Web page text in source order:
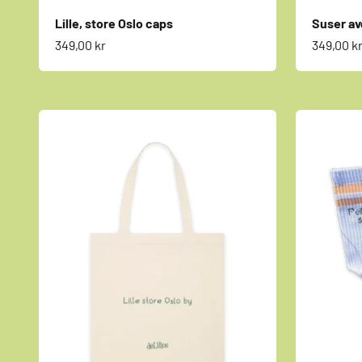
Lille, store Oslo caps
Salgspris
349,00 kr
Suser
Salgspris
349,00 kr